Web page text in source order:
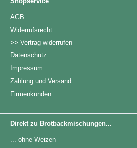
AGB
Widerrufsrecht
>> Vertrag widerrufen
Datenschutz
Impressum
Zahlung und Versand
Firmenkunden
Direkt zu Brotbackmischungen...
... ohne Weizen